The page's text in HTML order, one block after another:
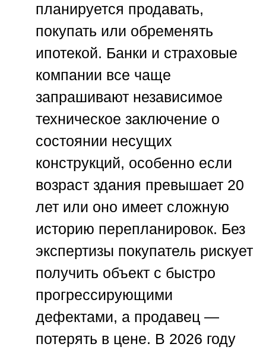
планируется продавать,
покупать или обременять
ипотекой. Банки и страховые
компании все чаще
запрашивают независимое
техническое заключение о
состоянии несущих
конструкций, особенно если
возраст здания превышает 20
лет или оно имеет сложную
историю перепланировок. Без
экспертизы покупатель рискует
получить объект с быстро
прогрессирующими
дефектами, а продавец —
потерять в цене. В 2026 году